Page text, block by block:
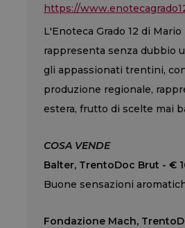
https://
L'Enoteca Grado 12 di
rappresenta senza dubbio
gli appassionati trentini,
produzione regionale,
estera, frutto di scelte mai
COSA VENDE
Balter, TrentoDoc Brut - €
Buone sensazioni
Fondazione Mach,